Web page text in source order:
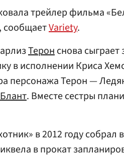
трейлер фильма
, сообщаетVariety.
Теронснова
в исполнении Криса
персонажа Терон —
. Вместе сестры
в 2012 году собрал
в прокат